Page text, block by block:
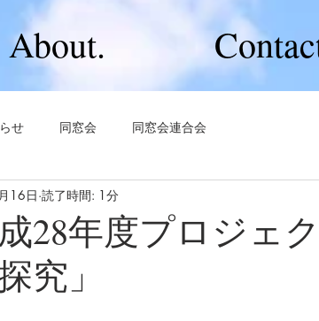
About.
せ 同窓会 同窓会連合会
成28年度プロジェ
究」
16日 読了時間: 1分